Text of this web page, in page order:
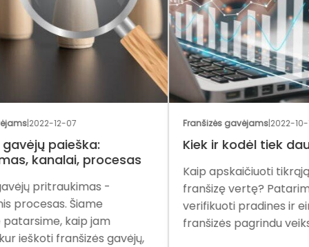
Franšizės gavėjams
Kiek ir kodėl tiek daug?
Kaip apskaičiuoti tikrąją investicijų į
franšizę vertę? Patarimai, kaip
verifikuoti pradines ir einamąsias
franšizės pagrindu veiksiančio verslo...